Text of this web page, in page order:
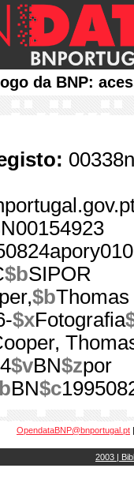
da BNP:
$bSIPOR
$bThomas
$xFotografia
$vBN$zpor
BN$c
OpendataBNP@bnportugal.pt
2003 |